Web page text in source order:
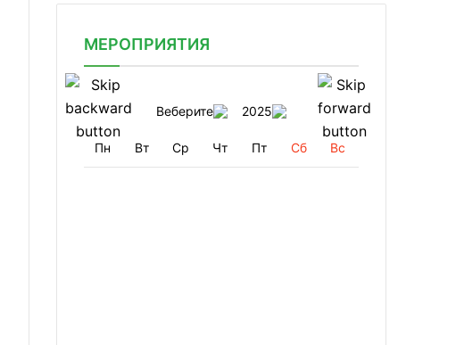
МЕРОПРИЯТИЯ
Веберите 2025
Пн Вт Ср Чт Пт Сб Вс